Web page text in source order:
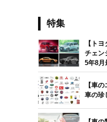
特集
【ト
チェン
5年8月
【車
車の珍